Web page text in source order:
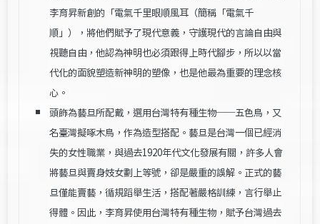
李育昇新創的「電氣千里眼順風耳（簡稱「電氣千
順」），將他們賦予了現代意義，守護現代的言論自由與
視聽自由，他認為神明也必須跟得上時代腳步，所以以當
代化的面貌塑造新神明的塑像，也是他最為重要的理念核
心。
頭飾為藝旦所配戴，選用台灣特有種生物──五色鳥，又
名臺灣擬啄木鳥，作為造型搭配。藝旦是台灣一個已經消
失的女性職業，與過去1920年代文化發展有關，許多人會
將藝旦與賣身妓女劃上等號，卻是嚴重的誤解。正式的藝
旦僅能賣藝，循規蹈舉生活，搭配著嚴格訓練，言行舉止
得體。因此，李育昇使用台灣特有種生物，賦予台灣過去